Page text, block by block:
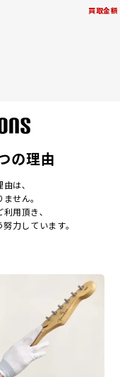
買取金額
の理由
は､
せん｡
用頂き､
力しています｡